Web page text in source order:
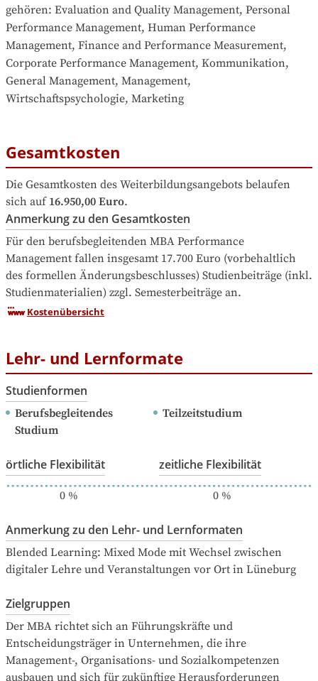
gehören: Evaluation and Quality Management, Personal
Performance Management, Human Performance
Management, Finance and Performance Measurement,
Corporate Performance Management, Kommunikation,
General Management, Management,
Wirtschaftspsychologie, Marketing
Gesamtkosten
Die Gesamtkosten des Weiterbildungsangebots belaufen
sich auf 16.950,00 Euro.
Anmerkung zu den Gesamtkosten
Für den berufsbegleitenden MBA Performance
Management fallen insgesamt 17.700 Euro (vorbehaltlich
des formellen Änderungsbeschlusses) Studienbeiträge (inkl.
Studienmaterialien) zzgl. Semesterbeiträge an.
Kostenübersicht
Lehr- und Lernformate
Studienformen
Berufsbegleitendes
Studium
Teilzeitstudium
örtliche Flexibilität
0%
zeitliche Flexibilität
0%
Anmerkung zu den Lehr- und Lernformaten
Blended Learning: Mixed Mode mit Wechsel zwischen
digitaler Lehre und Veranstaltungen vor Ort in Lüneburg
Zielgruppen
Der MBA richtet sich an Führungskräfte und
Entscheidungsträger in Unternehmen, die ihre
Management-, Organisations- und Sozialkompetenzen
ausbauen und sich für zukünftige Herausforderungen